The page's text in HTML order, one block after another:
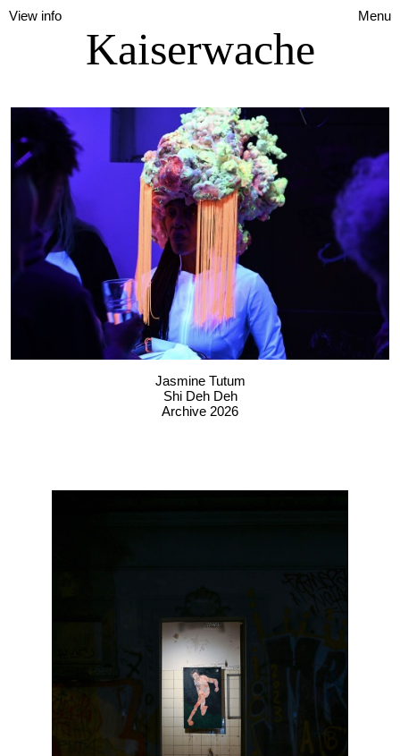
Menu
View info
Kaiserwache
Jasmine Tutum
Shi Deh Deh
Archive 2026